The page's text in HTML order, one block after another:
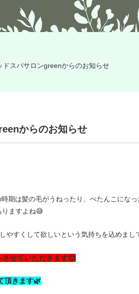
ドスパサロンgreenからのお知らせ
からのお知らせ
期は髪の毛がうねったり、ぺたんこにな
ますよね😅
やすくして欲しいという気持ちを込めまし
せていただきます😊
頂きます🌿